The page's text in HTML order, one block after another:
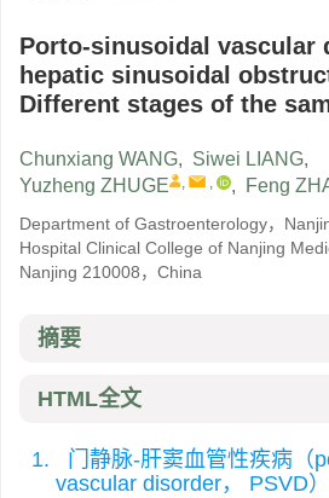
Porto-sinusoidal vascular
hepatic sinusoidal
Different stages of the
Chunxiang WANG, Siwei LIANG,
Yuzheng ZHUGE
, , , Feng
Department of Gastroenterology，
Hospital Clinical College of Nanjing
Nanjing 210008，China
摘要
HTML全文
1. 门静脉-肝窦血管性疾病（
vascular disorder， PSVD